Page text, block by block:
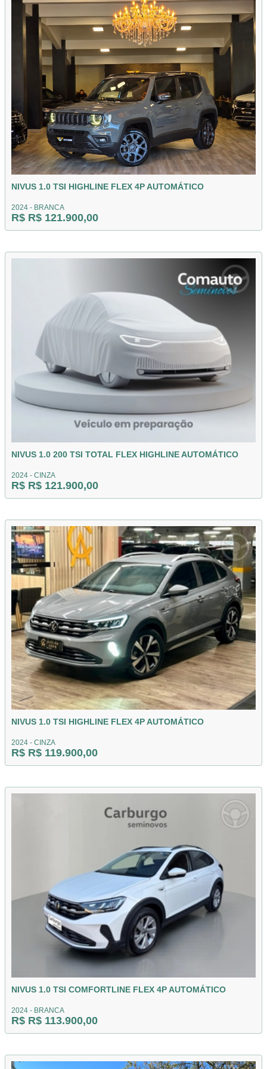
NIVUS 1.0 TSI HIGHLINE FLEX 4P AUTOMÁTICO
2024 - BRANCA
R$ R$ 121.900,00
NIVUS 1.0 200 TSI TOTAL FLEX HIGHLINE AUTOMÁTICO
2024 - CINZA
R$ R$ 121.900,00
NIVUS 1.0 TSI HIGHLINE FLEX 4P AUTOMÁTICO
2024 - CINZA
R$ R$ 119.900,00
NIVUS 1.0 TSI COMFORTLINE FLEX 4P AUTOMÁTICO
2024 - BRANCA
R$ R$ 113.900,00